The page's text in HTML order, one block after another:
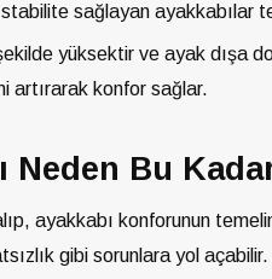
sağlayan ayakkabılar
yüksektir ve ayak dışa
artırarak konfor sağlar.
Neden Bu
ayakkabı konforunun
gibi sorunlara yol açabilir.